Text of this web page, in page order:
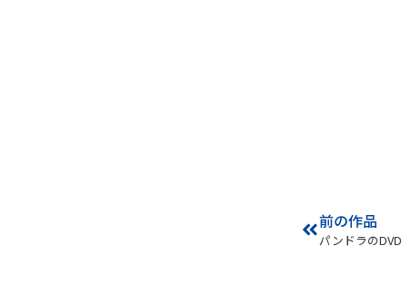
前の作品
パンドラのDVD